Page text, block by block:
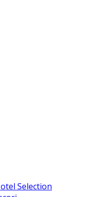
Selection